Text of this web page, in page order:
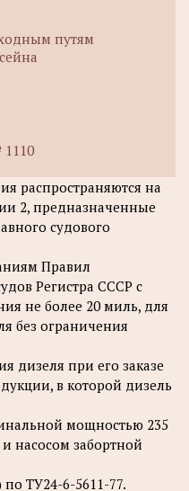
путям
распространяются на
2, предназначенные
судового
Правил
Регистра СССР с
не более 20 миль, для
без ограничения
дизеля при его заказе
в которой дизель
мощностью 235
насосом забортной
ТУ24-6-5611-77.